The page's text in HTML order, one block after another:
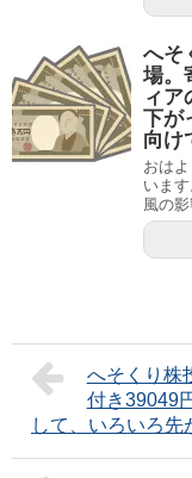
へそ
場。
ィア
下が
向け
おは
いま
風の
へそくり株
付き39049
して、いろいろ先